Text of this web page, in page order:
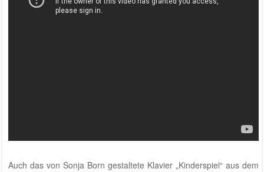
Auch das von Sonja Born gestaltete Klavier „Kinderspiel“ aus dem